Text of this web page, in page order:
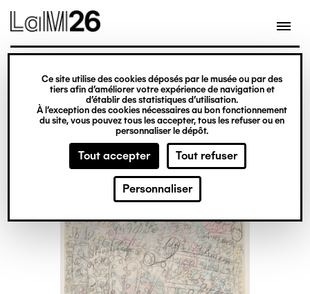
Gestion des cookies
Ce site utilise des cookies déposés par le musée ou par des
tiers afin d’améliorer votre expérience de navigation et
d’établir des statistiques d’utilisation.
À l’exception des cookies nécessaires au bon fonctionnement
du site, vous pouvez tous les accepter, tous les refuser ou en
personnaliser le dépôt.
Tout accepter Tout refuser
Personnaliser
contenu